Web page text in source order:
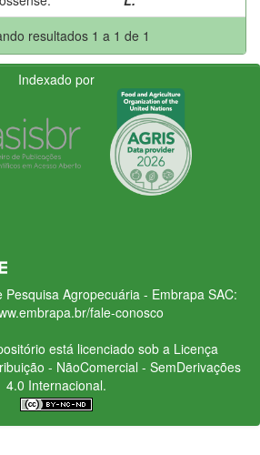
resultados 1 a 1 de 1
Indexado por
Pesquisa Agropecuária - Embrapa SAC:
fale-conosco
está licenciado sob a Licença
- NãoComercial - SemDerivações
4.0 Internacional.